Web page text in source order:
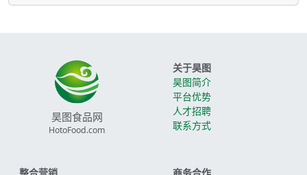
昊图食品网
HotoFood.com
关于昊图
昊图简介
平台优势
人才招聘
联系方式